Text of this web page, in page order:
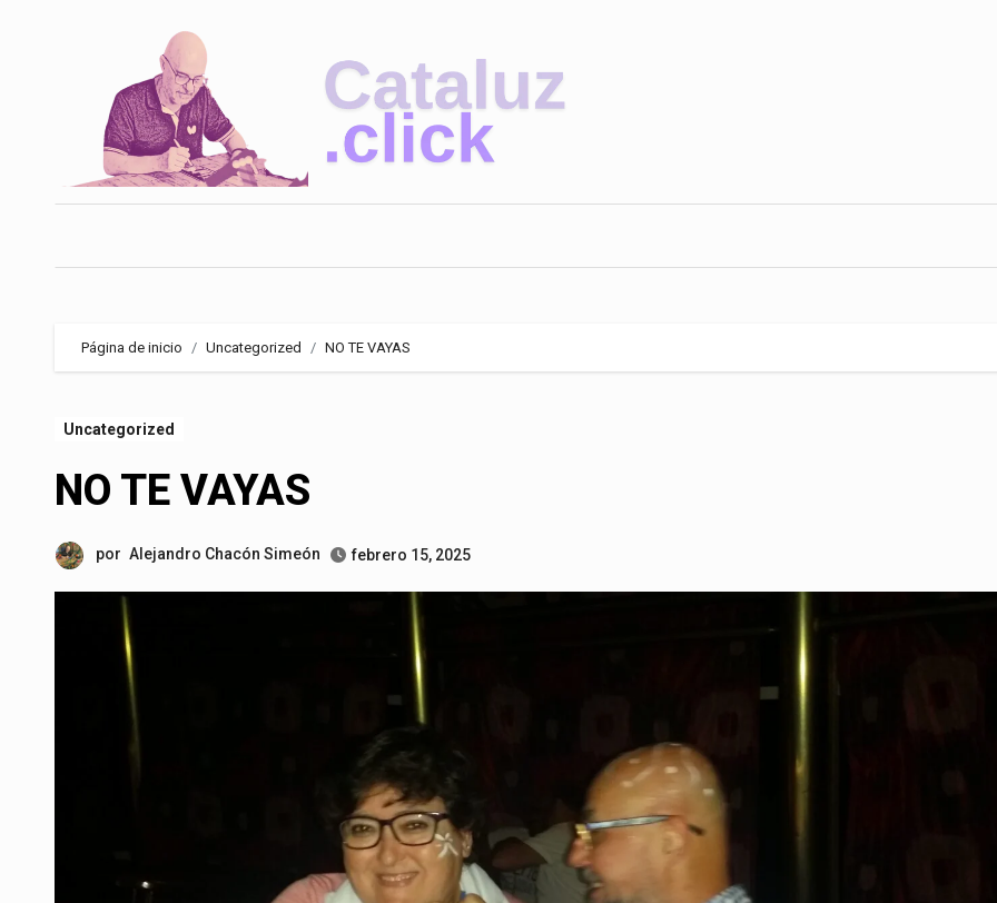
Página de inicio Uncategorized NO TE VAYAS
Uncategorized
NO TE VAYAS
por Alejandro Chacón Simeón febrero 15, 2025